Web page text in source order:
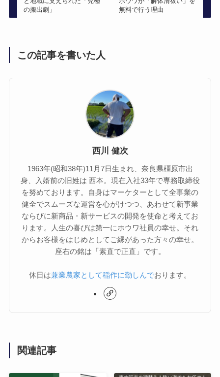
の搬出劇」
無料で行う理由
この記事を書いた人
西川 健次
1963年(昭和38年)11月7日生まれ、奈良県橿原市出
身、入婿前の旧姓は 西本。現在入社33年で専務取締役
を努めております。自身はマーケターとして全事業の
健全でスムーズな運営を心がけつつ、あわせて新事業
ならびに新商品・新サービスの開発を使命と考えてお
ります。人生の喜びは第一にホウワ社員の幸せ。それ
からお客様をはじめとしてご縁があった方々の幸せ。
座右の銘は「素直で正直」です。
休日は兼業農家として稲作に勤しんでおります。
関連記事